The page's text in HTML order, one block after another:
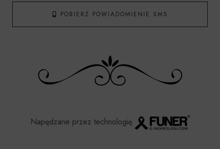
POBIERZ POWIADOMIENIE SMS
Napędzane przez technologię